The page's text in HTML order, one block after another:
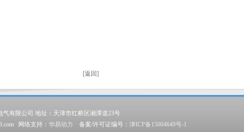
[返回]
气有限公司 地址：天津市红桥区湘潭道23号
网络支持： 华易动力 备案/许可证编号： 津ICP备15004649号-1